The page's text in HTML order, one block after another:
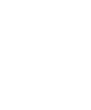
avec peu
:
Les
concentrent
les prix à un
plateformes en
l'acheteur